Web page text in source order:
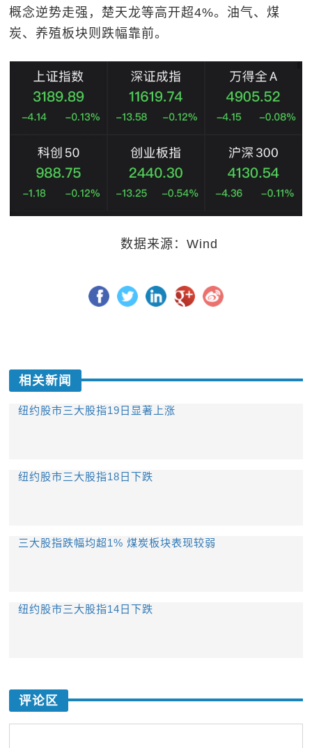
概念逆势走强，楚天龙等高开超4%。油气、煤
炭、养殖板块则跌幅靠前。
数据来源：Wind
相关新闻
纽约股市三大股指19日显著上涨
纽约股市三大股指18日下跌
三大股指跌幅均超1% 煤炭板块表现较弱
纽约股市三大股指14日下跌
评论区